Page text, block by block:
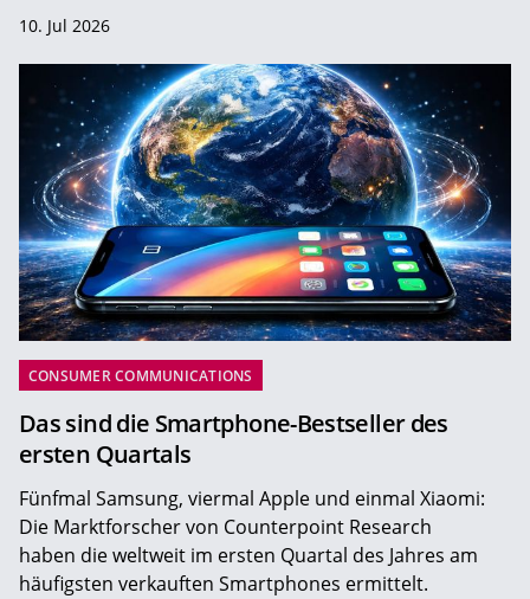
10. Jul 2026
CONSUMER COMMUNICATIONS
Das sind die Smartphone-Bestseller des
ersten Quartals
Fünfmal Samsung, viermal Apple und einmal Xiaomi:
Die Marktforscher von Counterpoint Research
haben die weltweit im ersten Quartal des Jahres am
häufigsten verkauften Smartphones ermittelt.